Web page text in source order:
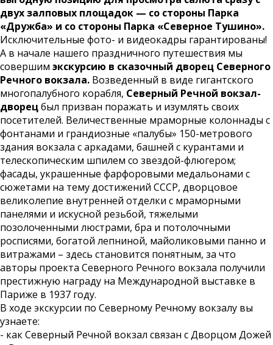
двух залповых площадок — со стороны Парка
«Дружба» и со стороны Парка «Северное Тушино».
Исключительные фото- и видеокадры гарантированы!
А в начале нашего праздничного путешествия мы
совершим экскурсию в сказочный дворец Северного
Речного вокзала. Возведенный в виде гигантского
многопалубного корабля, Северный Речной вокзал-
дворецбыл призван поражать и изумлять своих
посетителей. Величественные мраморные колоннады с
фонтанами и грандиозные «палубы» 150-метрового
здания вокзала с аркадами, башней с курантами и
телескопическим шпилем со звездой-флюгером;
фасады, украшенные фарфоровыми медальонами с
сюжетами на тему достижений СССР, дворцовое
великолепие внутренней отделки с мраморными
панелями и искусной резьбой, тяжелыми
позолоченными люстрами, бра и потолочными
росписями, богатой лепниной, майоликовыми панно и
витражами – здесь становится понятным, за что
авторы проекта Северного Речного вокзала получили
престижную награду на Международной выставке в
Париже в 1937 году.
В ходе экскурсии по Северному Речному вокзалу вы
узнаете:
- как Северный Речной вокзал связан с Дворцом Дожей